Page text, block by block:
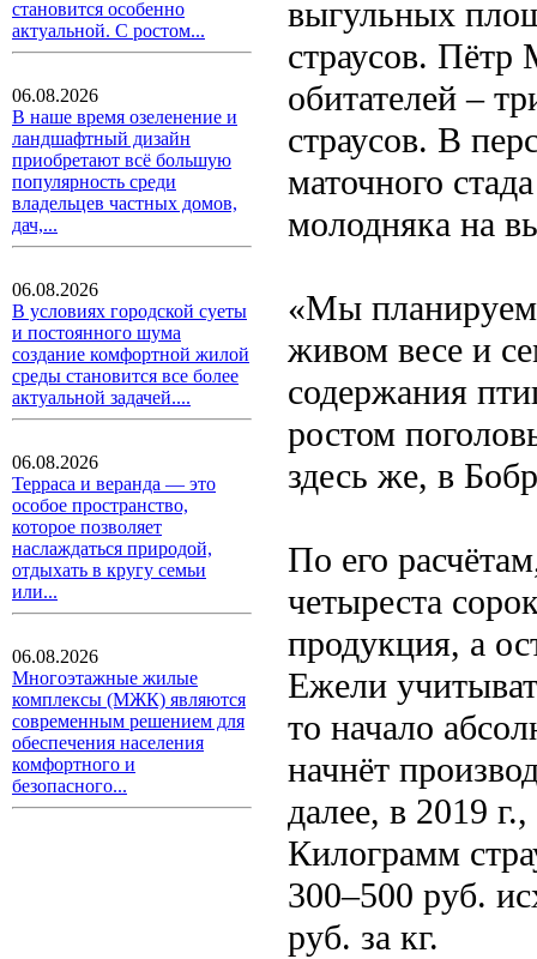
становится особенно
актуальной. С ростом...
06.08.2026
В наше время озеленение и
ландшафтный дизайн
приобретают всё большую
популярность среди
владельцев частных домов,
дач,...
06.08.2026
В условиях городской суеты
и постоянного шума
создание комфортной жилой
среды становится все более
актуальной задачей....
06.08.2026
Терраса и веранда — это
особое пространство,
которое позволяет
наслаждаться природой,
отдыхать в кругу семьи
или...
06.08.2026
Многоэтажные жилые
комплексы (МЖК) являются
современным решением для
обеспечения населения
комфортного и
безопасного...
выгульных
страусов.
обитателей –
страусов. В
маточного
молодняка на
«Мы планируем
живом весе и
содержания
ростом
здесь же, в
По его
четыреста
продукция, а
Ежели
то начало
начнёт
далее, в 2019
Килограмм
300–500 руб.
руб. за кг.